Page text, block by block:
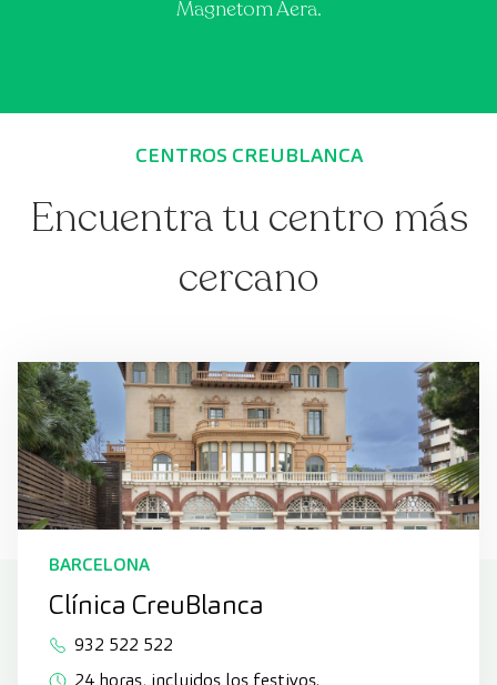
Magnetom Aera.
CENTROS CREUBLANCA
Encuentra tu centro más
cercano
BARCELONA
Clínica CreuBlanca
932 522 522
24 horas, incluidos los festivos.